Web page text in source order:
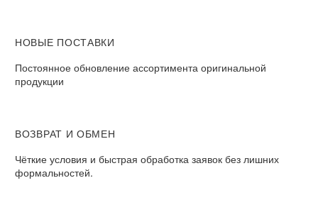
НОВЫЕ ПОСТАВКИ
Постоянное обновление ассортимента оригинальной
продукции
ВОЗВРАТ И ОБМЕН​
Чёткие условия и быстрая обработка заявок без лишних
формальностей.​